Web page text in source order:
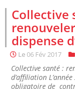
Collective
dispense
Le06 Fév 2017
Collective santé :
d’affiliation
obligatoire de